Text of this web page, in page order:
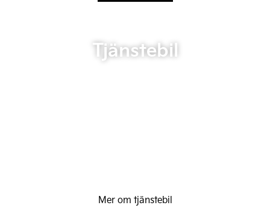
Tjänstebil
Mer om tjänstebil